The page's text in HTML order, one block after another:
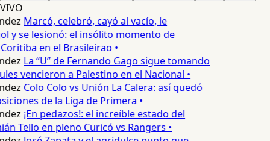
VIVO
Marcó, celebró, cayó al vacío, le
y se lesionó: el insólito momento de
en el Brasileirao •
La “U” de Fernando Gago sigue tomando
vencieron a Palestino en el Nacional •
Colo Colo vs Unión La Calera: así quedó
de la Liga de Primera •
¡En pedazos!: el increíble estado del
Tello en pleno Curicó vs Rangers •